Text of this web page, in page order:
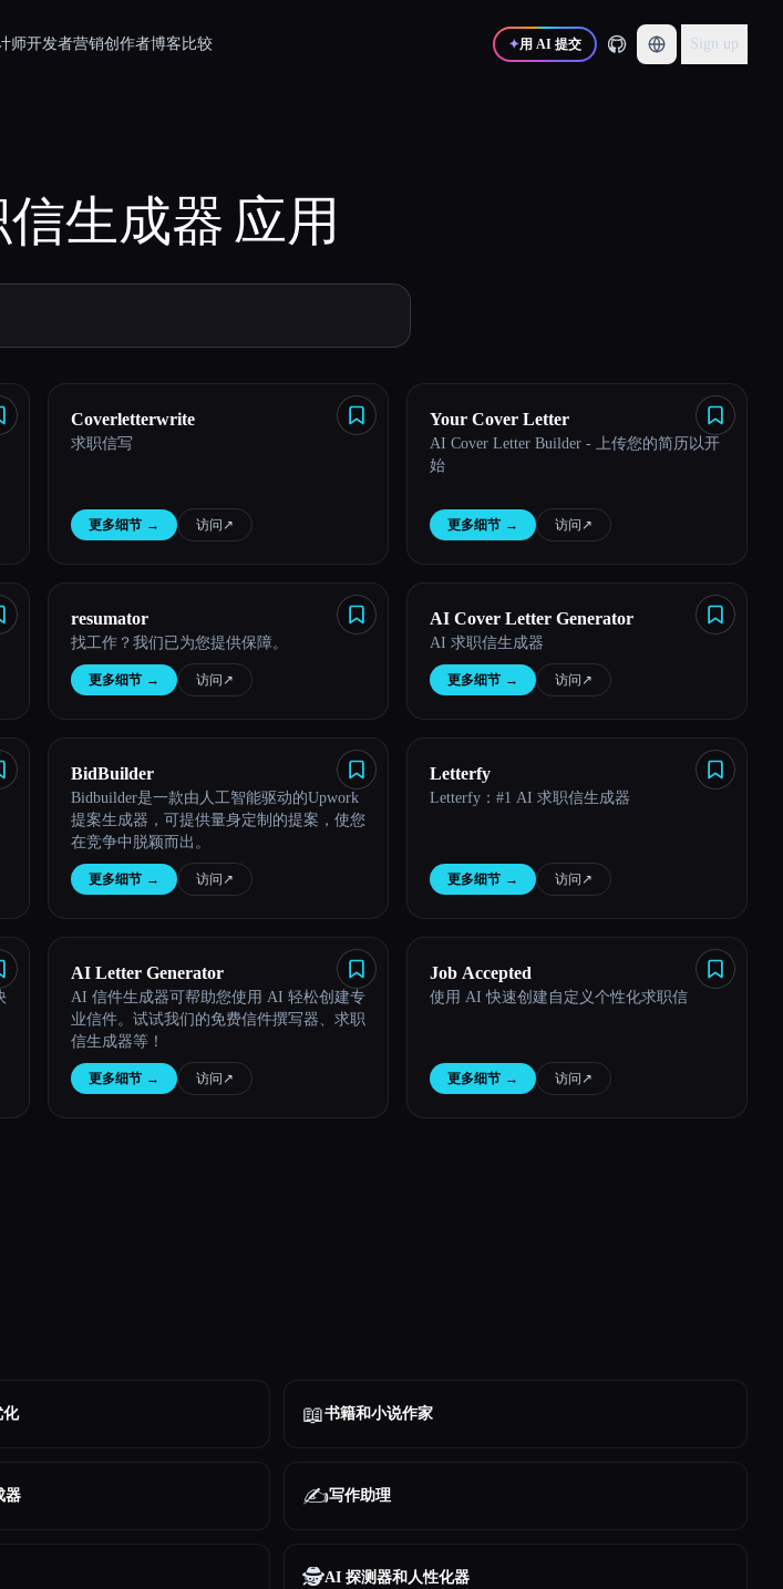
师开发者营销创作者博客 比较 ✦用 AI 提交 Sign up
生成器应用
Coverletterwrite
求职信写
更多细节 → 访问 ↗︎
Your Cover Letter
AI Cover Letter Builder - 上传您的简历以开
始
更多细节 → 访问 ↗︎
resumator
找工作？我们已为您提供保障。
更多细节 → 访问 ↗︎
AI Cover Letter Generator
AI 求职信生成器
更多细节 → 访问 ↗︎
BidBuilder
Bidbuilder是一款由人工智能驱动的Upwork
提案生成器，可提供量身定制的提案，使您
在竞争中脱颖而出。
更多细节 → 访问 ↗︎
Letterfy
Letterfy：#1 AI 求职信生成器
更多细节 → 访问 ↗︎
AI Letter Generator
AI 信件生成器可帮助您使用 AI 轻松创建专
业信件。试试我们的免费信件撰写器、求职
信生成器等！
更多细节 → 访问 ↗︎
Job Accepted
使用 AI 快速创建自定义个性化求职信
更多细节 → 访问 ↗︎
化 📖书籍和小说作家
器 ✍️写作助理
🕵️AI 探测器和人性化器